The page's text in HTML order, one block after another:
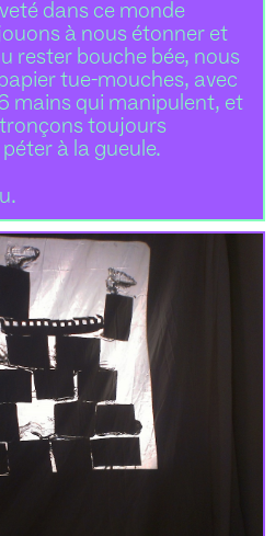
dans ce monde
à nous étonner et
rester bouche bée, nous
tue-mouches, avec
mains qui manipulent, et
toujours
à la gueule.